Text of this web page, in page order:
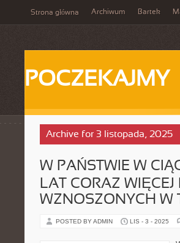
Strona główna Archiwum Bartek
POCZEKAJMY
Archive for 3 listopada, 2025
W PAŃSTWIE W
LAT CORAZ
WZNOSZONYCH W
POSTED BY ADMIN LIS - 3 - 2025